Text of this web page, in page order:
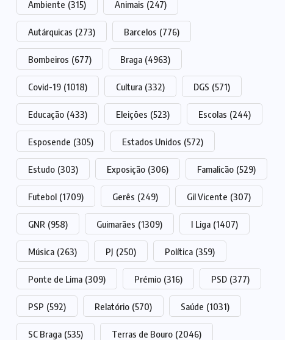
Ambiente (315) Animais (247)
Autárquicas (273) Barcelos (776)
Bombeiros (677) Braga (4963)
Covid-19 (1018) Cultura (332) DGS (571)
Educação (433) Eleições (523) Escolas (244)
Esposende (305) Estados Unidos (572)
Estudo (303) Exposição (306) Famalicão (529)
Futebol (1709) Gerês (249) Gil Vicente (307)
GNR (958) Guimarães (1309) I Liga (1407)
Música (263) PJ (250) Política (359)
Ponte de Lima (309) Prémio (316) PSD (377)
PSP (592) Relatório (570) Saúde (1031)
SC Braga (535) Terras de Bouro (2046)